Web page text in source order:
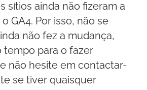
sítios ainda não fizeram a
GA4. Por isso, não se
não fez a mudança,
tempo para o fazer
não hesite em contactar-
se tiver quaisquer